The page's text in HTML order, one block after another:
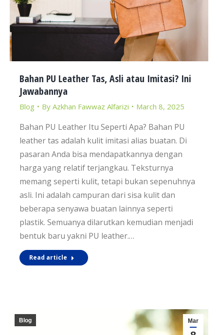
Bahan PU Leather Tas, Asli atau Imitasi? Ini
Jawabannya
Blog By Azkhan Fawwaz Alfarizi March 8, 2025
Bahan PU Leather Itu Seperti Apa? Bahan PU
leather tas adalah kulit imitasi alias buatan. Di
pasaran Anda bisa mendapatkannya dengan
harga yang relatif terjangkau. Teksturnya
memang seperti kulit, tetapi bukan sepenuhnya
asli. Ini adalah campuran dari sisa kulit dan
beberapa senyawa buatan lainnya seperti
plastik. Semuanya dilarutkan kemudian menjadi
bentuk baru yakni PU leather.…
Read article
Mar
Blog